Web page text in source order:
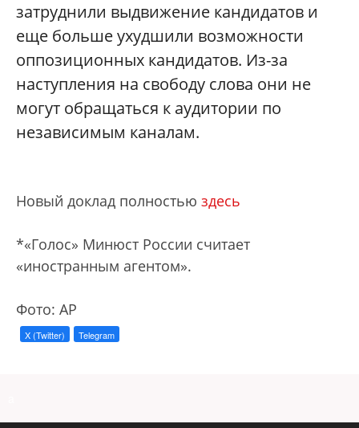
затруднили выдвижение кандидатов и
еще больше ухудшили возможности
оппозиционных кандидатов. Из-за
наступления на свободу слова они не
могут обращаться к аудитории по
независимым каналам.
Новый доклад полностью здесь
*«Голос» Минюст России считает
«иностранным агентом».
Фото: AP
X (Twitter) Telegram